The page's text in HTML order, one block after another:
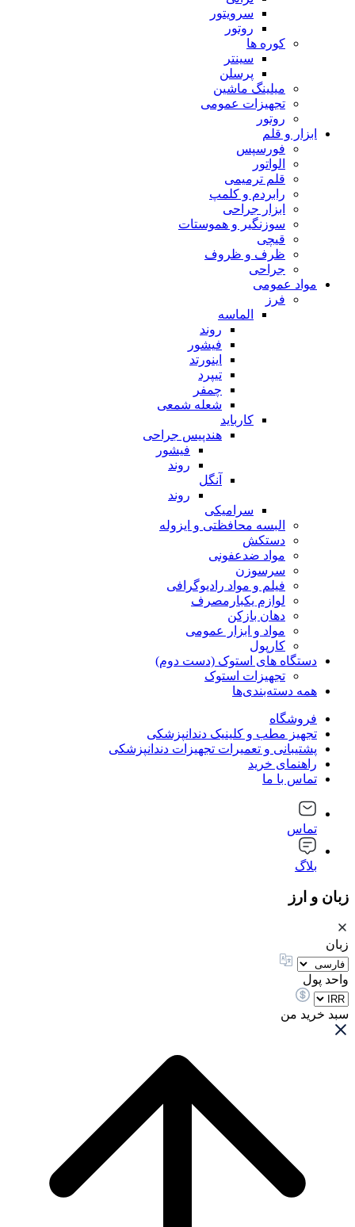
سرویتور
روتور
کوره ها
سینتر
پرسلن
میلینگ ماشین
تجهیزات عمومی
روتور
ابزار و قلم
فورسپس
الواتور
قلم ترمیمی
رابردم و کلمپ
ابزار جراحی
سوزنگیر و هموستات
قیچی
ظرف و ظروف
جراحی
مواد عمومی
فرز
الماسه
روند
فیشور
اینورتد
تیپرد
چمفر
شعله شمعی
کارباید
هندپیس جراحی
فیشور
روند
آنگل
روند
سرامیکی
البسه محافظتی و ایزوله
دستکش
مواد ضدعفونی
سرسوزن
فیلم و مواد رادیوگرافی
لوازم یکبارمصرف
دهان بازکن
مواد و ابزار عمومی
کارپول
دستگاه های استوک (دست دوم)
تجهیزات استوک
همه دسته‌بندی‌ها
فروشگاه
تجهیز مطب و کلینیک دندانپزشکی
پشتیبانی و تعمیرات تجهیزات دندانپزشکی
راهنمای خرید
تماس با ما
تماس
بلاگ
زبان و ارز
زبان
واحد پول
سبد خرید من